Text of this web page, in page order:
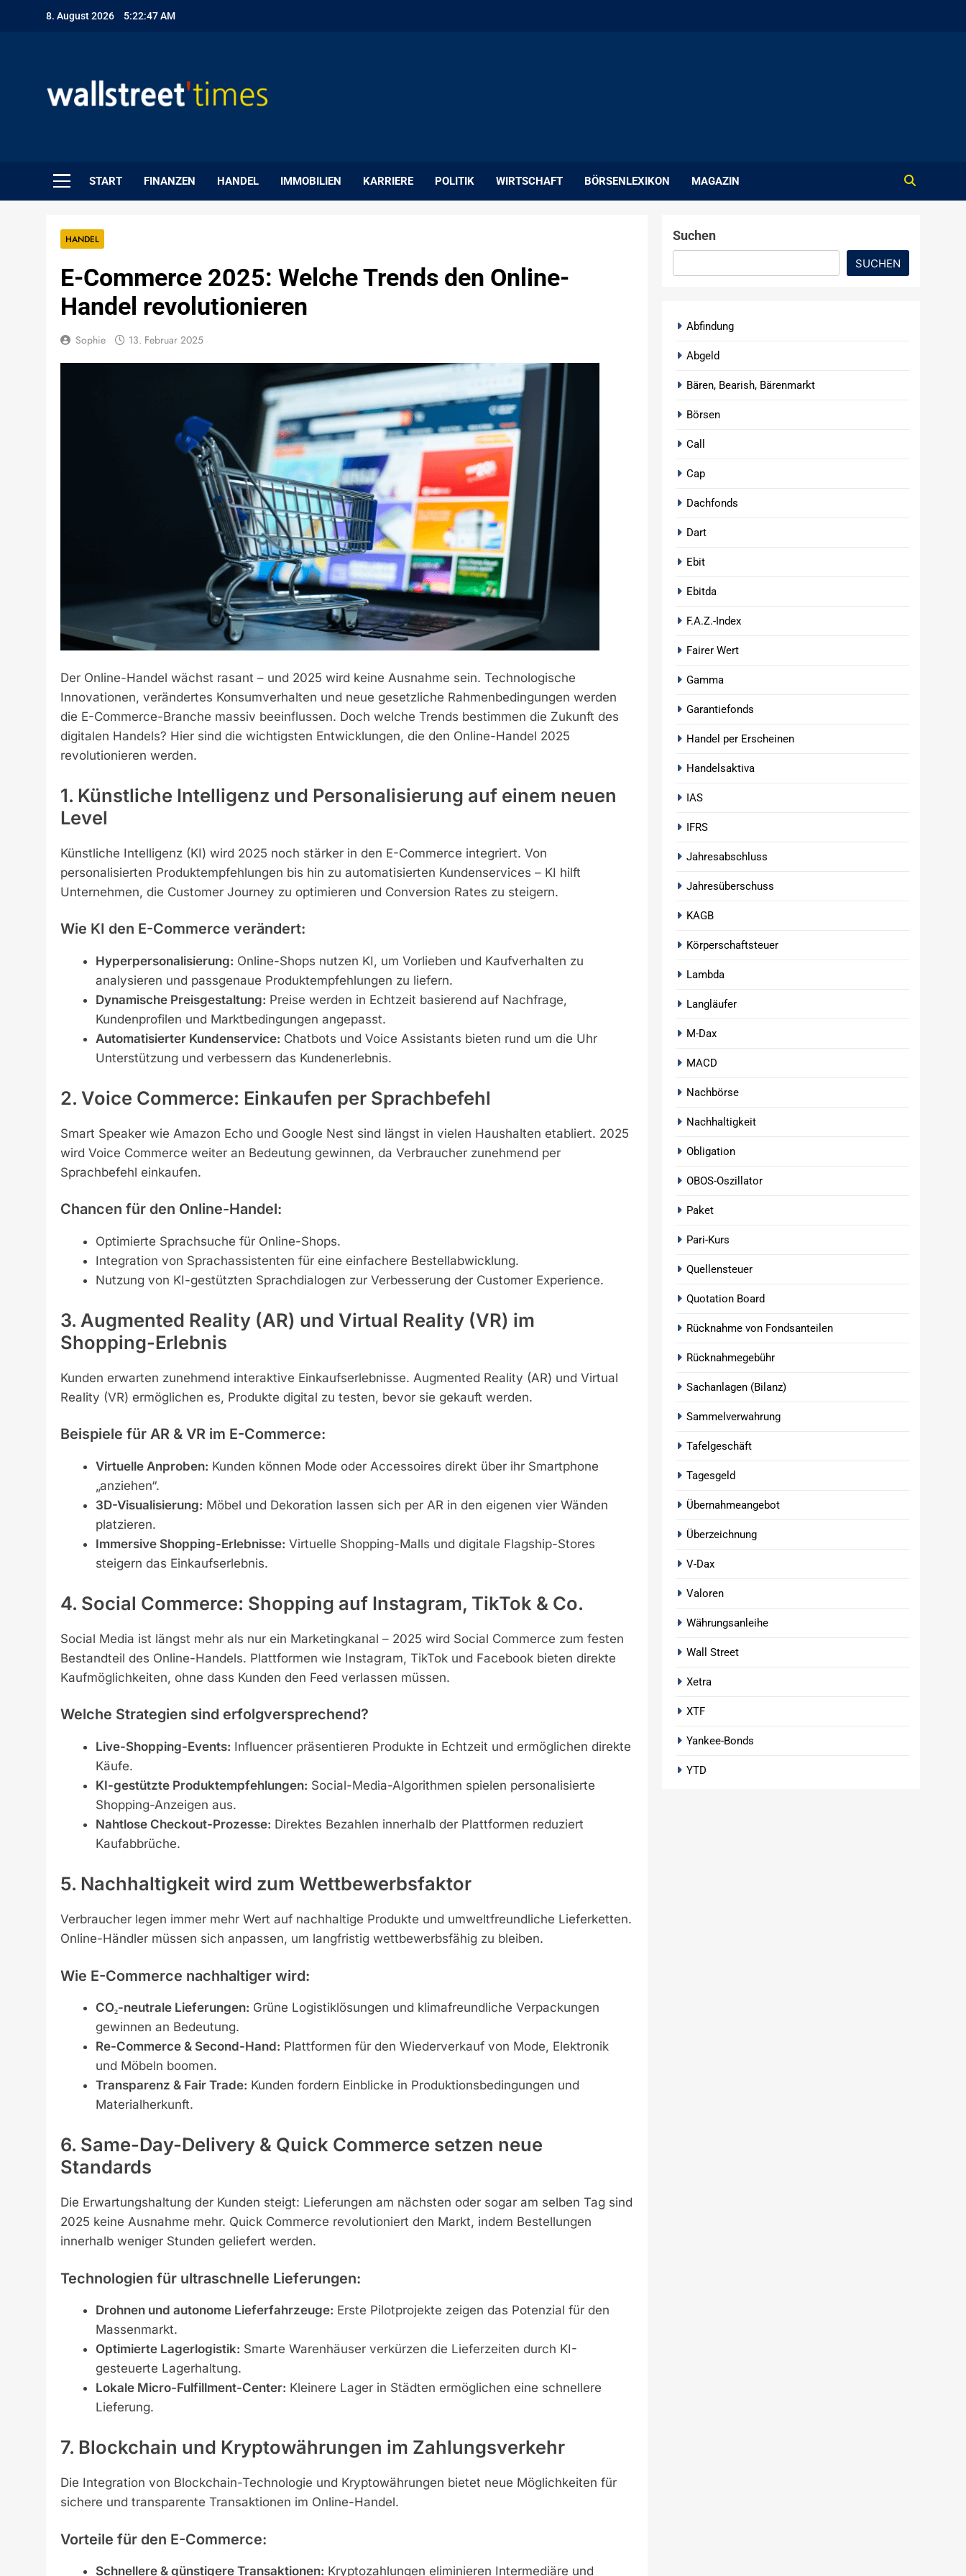
8. August 2026 5:22:48 AM
START FINANZEN HANDEL IMMOBILIEN KARRIERE POLITIK WIRTSCHAFT BÖRSENLEXIKON MAGAZIN
HANDEL
E-Commerce 2025: Welche Trends den Online-
Handel revolutionieren
Sophie 13. Februar 2025
Der Online-Handel wächst rasant – und 2025 wird keine Ausnahme sein. Technologische
Innovationen, verändertes Konsumverhalten und neue gesetzliche Rahmenbedingungen werden
die E-Commerce-Branche massiv beeinflussen. Doch welche Trends bestimmen die Zukunft des
digitalen Handels? Hier sind die wichtigsten Entwicklungen, die den Online-Handel 2025
revolutionieren werden.
1. Künstliche Intelligenz und Personalisierung auf einem neuen
Level
Künstliche Intelligenz (KI) wird 2025 noch stärker in den E-Commerce integriert. Von
personalisierten Produktempfehlungen bis hin zu automatisierten Kundenservices – KI hilft
Unternehmen, die Customer Journey zu optimieren und Conversion Rates zu steigern.
Wie KI den E-Commerce verändert:
Hyperpersonalisierung: Online-Shops nutzen KI, um Vorlieben und Kaufverhalten zu
analysieren und passgenaue Produktempfehlungen zu liefern.
Dynamische Preisgestaltung: Preise werden in Echtzeit basierend auf Nachfrage,
Kundenprofilen und Marktbedingungen angepasst.
Automatisierter Kundenservice: Chatbots und Voice Assistants bieten rund um die Uhr
Unterstützung und verbessern das Kundenerlebnis.
2. Voice Commerce: Einkaufen per Sprachbefehl
Smart Speaker wie Amazon Echo und Google Nest sind längst in vielen Haushalten etabliert. 2025
wird Voice Commerce weiter an Bedeutung gewinnen, da Verbraucher zunehmend per
Sprachbefehl einkaufen.
Chancen für den Online-Handel:
Optimierte Sprachsuche für Online-Shops.
Integration von Sprachassistenten für eine einfachere Bestellabwicklung.
Nutzung von KI-gestützten Sprachdialogen zur Verbesserung der Customer Experience.
3. Augmented Reality (AR) und Virtual Reality (VR) im
Shopping-Erlebnis
Kunden erwarten zunehmend interaktive Einkaufserlebnisse. Augmented Reality (AR) und Virtual
Reality (VR) ermöglichen es, Produkte digital zu testen, bevor sie gekauft werden.
Beispiele für AR & VR im E-Commerce:
Virtuelle Anproben: Kunden können Mode oder Accessoires direkt über ihr Smartphone
„anziehen“.
3D-Visualisierung: Möbel und Dekoration lassen sich per AR in den eigenen vier Wänden
platzieren.
Immersive Shopping-Erlebnisse: Virtuelle Shopping-Malls und digitale Flagship-Stores
steigern das Einkaufserlebnis.
4. Social Commerce: Shopping auf Instagram, TikTok & Co.
Social Media ist längst mehr als nur ein Marketingkanal – 2025 wird Social Commerce zum festen
Bestandteil des Online-Handels. Plattformen wie Instagram, TikTok und Facebook bieten direkte
Kaufmöglichkeiten, ohne dass Kunden den Feed verlassen müssen.
Welche Strategien sind erfolgversprechend?
Live-Shopping-Events: Influencer präsentieren Produkte in Echtzeit und ermöglichen direkte
Käufe.
KI-gestützte Produktempfehlungen: Social-Media-Algorithmen spielen personalisierte
Shopping-Anzeigen aus.
Nahtlose Checkout-Prozesse: Direktes Bezahlen innerhalb der Plattformen reduziert
Kaufabbrüche.
5. Nachhaltigkeit wird zum Wettbewerbsfaktor
Verbraucher legen immer mehr Wert auf nachhaltige Produkte und umweltfreundliche Lieferketten.
Online-Händler müssen sich anpassen, um langfristig wettbewerbsfähig zu bleiben.
Wie E-Commerce nachhaltiger wird:
CO₂-neutrale Lieferungen: Grüne Logistiklösungen und klimafreundliche Verpackungen
gewinnen an Bedeutung.
Re-Commerce & Second-Hand: Plattformen für den Wiederverkauf von Mode, Elektronik
und Möbeln boomen.
Transparenz & Fair Trade: Kunden fordern Einblicke in Produktionsbedingungen und
Materialherkunft.
6. Same-Day-Delivery & Quick Commerce setzen neue
Standards
Die Erwartungshaltung der Kunden steigt: Lieferungen am nächsten oder sogar am selben Tag sind
2025 keine Ausnahme mehr. Quick Commerce revolutioniert den Markt, indem Bestellungen
innerhalb weniger Stunden geliefert werden.
Technologien für ultraschnelle Lieferungen:
Drohnen und autonome Lieferfahrzeuge: Erste Pilotprojekte zeigen das Potenzial für den
Massenmarkt.
Optimierte Lagerlogistik: Smarte Warenhäuser verkürzen die Lieferzeiten durch KI-
gesteuerte Lagerhaltung.
Lokale Micro-Fulfillment-Center: Kleinere Lager in Städten ermöglichen eine schnellere
Lieferung.
7. Blockchain und Kryptowährungen im Zahlungsverkehr
Die Integration von Blockchain-Technologie und Kryptowährungen bietet neue Möglichkeiten für
sichere und transparente Transaktionen im Online-Handel.
Vorteile für den E-Commerce:
Schnellere & günstigere Transaktionen: Kryptozahlungen eliminieren Intermediäre und
Suchen
SUCHEN
Abfindung
Abgeld
Bären, Bearish, Bärenmarkt
Börsen
Call
Cap
Dachfonds
Dart
Ebit
Ebitda
F.A.Z.-Index
Fairer Wert
Gamma
Garantiefonds
Handel per Erscheinen
Handelsaktiva
IAS
IFRS
Jahresabschluss
Jahresüberschuss
KAGB
Körperschaftsteuer
Lambda
Langläufer
M-Dax
MACD
Nachbörse
Nachhaltigkeit
Obligation
OBOS-Oszillator
Paket
Pari-Kurs
Quellensteuer
Quotation Board
Rücknahme von Fondsanteilen
Rücknahmegebühr
Sachanlagen (Bilanz)
Sammelverwahrung
Tafelgeschäft
Tagesgeld
Übernahmeangebot
Überzeichnung
V-Dax
Valoren
Währungsanleihe
Wall Street
Xetra
XTF
Yankee-Bonds
YTD